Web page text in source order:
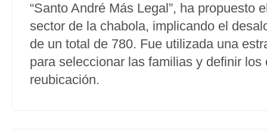
“Santo André Más Legal”, ha propuesto
sector de la chabola, implicando el
de un total de 780. Fue utilizada una
para seleccionar las familias y definir los
reubicación.